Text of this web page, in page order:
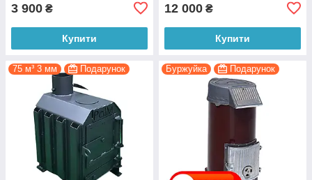
3 900 ₴
Купити
12 000 ₴
Купити
75 м³ 3 мм Подарунок Буржуйка Подарунок